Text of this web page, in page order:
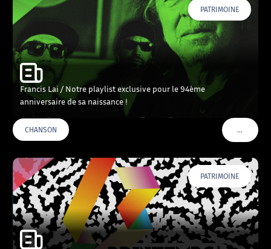
PATRIMOINE
Francis Lai / Notre playlist exclusive pour le 94ème
anniversaire de sa naissance !
CHANSON …VOIR
PATRIMOINE